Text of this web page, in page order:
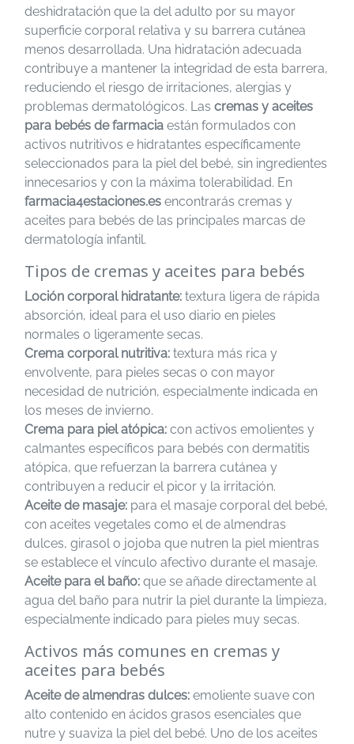
deshidratación que la del adulto por su mayor
superficie corporal relativa y su barrera cutánea
menos desarrollada. Una hidratación adecuada
contribuye a mantener la integridad de esta barrera,
reduciendo el riesgo de irritaciones, alergias y
problemas dermatológicos. Las cremas y aceites
para bebés de farmacia están formulados con
activos nutritivos e hidratantes específicamente
seleccionados para la piel del bebé, sin ingredientes
innecesarios y con la máxima tolerabilidad. En
farmacia4estaciones.es encontrarás cremas y
aceites para bebés de las principales marcas de
dermatología infantil.
Tipos de cremas y aceites para bebés
Loción corporal hidratante: textura ligera de rápida
absorción, ideal para el uso diario en pieles
normales o ligeramente secas.
Crema corporal nutritiva: textura más rica y
envolvente, para pieles secas o con mayor
necesidad de nutrición, especialmente indicada en
los meses de invierno.
Crema para piel atópica: con activos emolientes y
calmantes específicos para bebés con dermatitis
atópica, que refuerzan la barrera cutánea y
contribuyen a reducir el picor y la irritación.
Aceite de masaje: para el masaje corporal del bebé,
con aceites vegetales como el de almendras
dulces, girasol o jojoba que nutren la piel mientras
se establece el vínculo afectivo durante el masaje.
Aceite para el baño: que se añade directamente al
agua del baño para nutrir la piel durante la limpieza,
especialmente indicado para pieles muy secas.
Activos más comunes en cremas y
aceites para bebés
Aceite de almendras dulces: emoliente suave con
alto contenido en ácidos grasos esenciales que
nutre y suaviza la piel del bebé. Uno de los aceites